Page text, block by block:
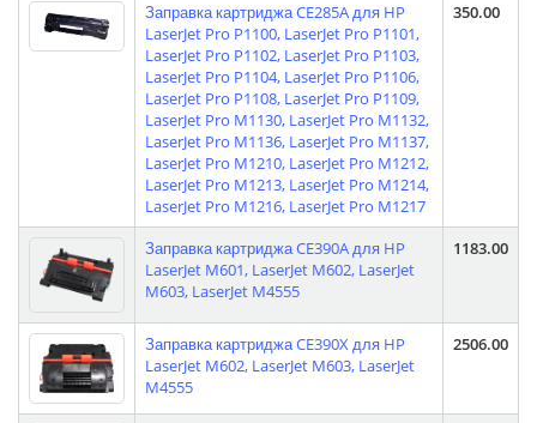
Заправка картриджа CE285A для HP
LaserJet Pro P1100, LaserJet Pro P1101,
LaserJet Pro P1102, LaserJet Pro P1103,
LaserJet Pro P1104, LaserJet Pro P1106,
LaserJet Pro P1108, LaserJet Pro P1109,
LaserJet Pro M1130, LaserJet Pro M1132,
LaserJet Pro M1136, LaserJet Pro M1137,
LaserJet Pro M1210, LaserJet Pro M1212,
LaserJet Pro M1213, LaserJet Pro M1214,
LaserJet Pro M1216, LaserJet Pro M1217
350.00
Заправка картриджа CE390A для HP
LaserJet M601, LaserJet M602, LaserJet
M603, LaserJet M4555
1183.00
Заправка картриджа CE390X для HP
LaserJet M602, LaserJet M603, LaserJet
M4555
2506.00